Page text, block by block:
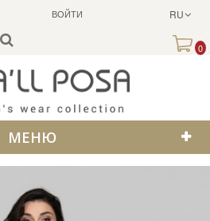
ВОЙТИ RU
0
МЕНЮ